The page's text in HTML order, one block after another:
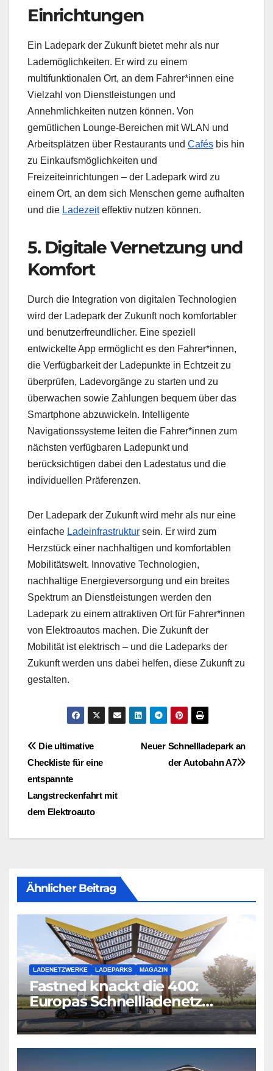
Einrichtungen
Ein Ladepark der Zukunft bietet mehr als nur
Lademöglichkeiten. Er wird zu einem
multifunktionalen Ort, an dem Fahrer*innen eine
Vielzahl von Dienstleistungen und
Annehmlichkeiten nutzen können. Von
gemütlichen Lounge-Bereichen mit WLAN und
Arbeitsplätzen über Restaurants und Cafés bis hin
zu Einkaufsmöglichkeiten und
Freizeiteinrichtungen – der Ladepark wird zu
einem Ort, an dem sich Menschen gerne aufhalten
und die Ladezeiteffektiv nutzen können.
5. Digitale Vernetzung und
Komfort
Durch die Integration von digitalen Technologien
wird der Ladepark der Zukunft noch komfortabler
und benutzerfreundlicher. Eine speziell
entwickelte App ermöglicht es den Fahrer*innen,
die Verfügbarkeit der Ladepunkte in Echtzeit zu
überprüfen, Ladevorgänge zu starten und zu
überwachen sowie Zahlungen bequem über das
Smartphone abzuwickeln. Intelligente
Navigationssysteme leiten die Fahrer*innen zum
nächsten verfügbaren Ladepunkt und
berücksichtigen dabei den Ladestatus und die
individuellen Präferenzen.
Der Ladepark der Zukunft wird mehr als nur eine
einfache Ladeinfrastruktur sein. Er wird zum
Herzstück einer nachhaltigen und komfortablen
Mobilitätswelt. Innovative Technologien,
nachhaltige Energieversorgung und ein breites
Spektrum an Dienstleistungen werden den
Ladepark zu einem attraktiven Ort für Fahrer*innen
von Elektroautos machen. Die Zukunft der
Mobilität ist elektrisch – und die Ladeparks der
Zukunft werden uns dabei helfen, diese Zukunft zu
gestalten.
Beitragsnavigation
Neuer Schnellladepark an
der Autobahn A7
Die ultimative
Checkliste für eine
entspannte
Langstreckenfahrt mit
dem Elektroauto
Ähnlicher Beitrag
LADENETZWERKE LADEPARKS MAGAZIN
Fastned knackt die 400:
Europas Schnellladenetz
wächst rasant weiter